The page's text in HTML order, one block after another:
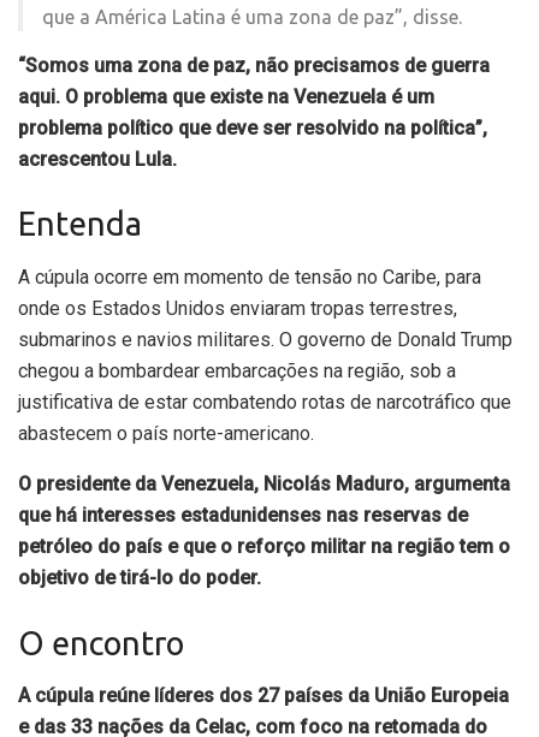
que a América Latina é uma zona de paz”, disse.
“Somos uma zona de paz, não precisamos de guerra
aqui. O problema que existe na Venezuela é um
problema político que deve ser resolvido na política”,
acrescentou Lula.
Entenda
A cúpula ocorre em momento de tensão no Caribe, para
onde os Estados Unidos enviaram tropas terrestres,
submarinos e navios militares. O governo de Donald Trump
chegou a bombardear embarcações na região, sob a
justificativa de estar combatendo rotas de narcotráfico que
abastecem o país norte-americano.
O presidente da Venezuela, Nicolás Maduro, argumenta
que há interesses estadunidenses nas reservas de
petróleo do país e que o reforço militar na região tem o
objetivo de tirá-lo do poder.
O encontro
A cúpula reúne líderes dos 27 países da União Europeia
e das 33 nações da Celac, com foco na retomada do